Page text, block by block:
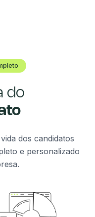
do
dos candidatos
e personalizado